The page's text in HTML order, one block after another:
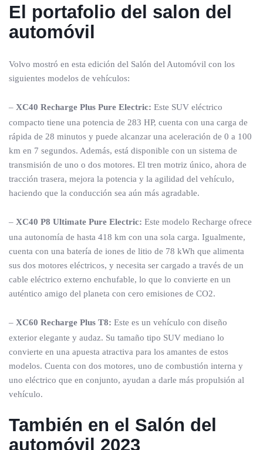
El portafolio del salon del
automóvil
Volvo mostró en esta edición del Salón del Automóvil con los
siguientes modelos de vehículos:
– XC40 Recharge Plus Pure Electric: Este SUV eléctrico
compacto tiene una potencia de 283 HP, cuenta con una carga de
rápida de 28 minutos y puede alcanzar una aceleración de 0 a 100
km en 7 segundos. Además, está disponible con un sistema de
transmisión de uno o dos motores. El tren motriz único, ahora de
tracción trasera, mejora la potencia y la agilidad del vehículo,
haciendo que la conducción sea aún más agradable.
– XC40 P8 Ultimate Pure Electric: Este modelo Recharge ofrece
una autonomía de hasta 418 km con una sola carga. Igualmente,
cuenta con una batería de iones de litio de 78 kWh que alimenta
sus dos motores eléctricos, y necesita ser cargado a través de un
cable eléctrico externo enchufable, lo que lo convierte en un
auténtico amigo del planeta con cero emisiones de CO2.
– XC60 Recharge Plus T8: Este es un vehículo con diseño
exterior elegante y audaz. Su tamaño tipo SUV mediano lo
convierte en una apuesta atractiva para los amantes de estos
modelos. Cuenta con dos motores, uno de combustión interna y
uno eléctrico que en conjunto, ayudan a darle más propulsión al
vehículo.
También en el Salón del
automóvil 2023